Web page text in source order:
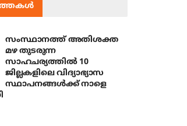
സംസ്ഥാനത്ത് അതിശക്ത
മഴ തുടരുന്ന
സാഹചര്യത്തിൽ 10
ജില്ലകളിലെ വിദ്യാഭ്യാസ
സ്ഥാപനങ്ങൾക്ക് നാളെ